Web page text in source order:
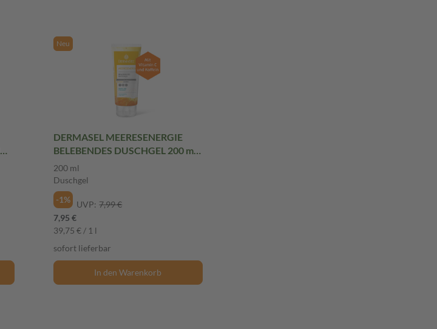
Neu
DERMASEL MEERESENERGIE
BELEBENDES DUSCHGEL 200 ml
Duschgel
200 ml
Duschgel
-1%
UVP: 7,99 €
7,95 €
39,75 € / 1 l
sofort lieferbar
In den Warenkorb